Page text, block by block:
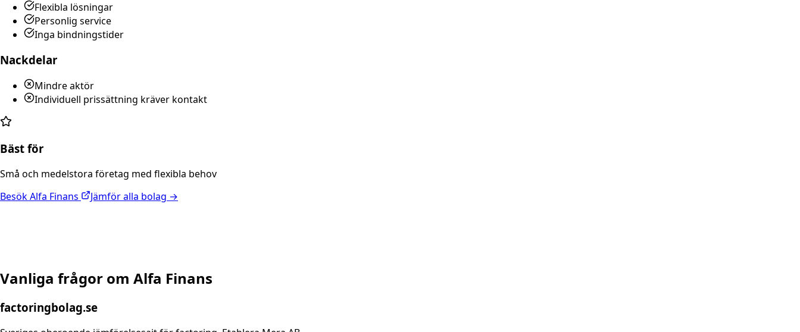
Flexibla lösningar
Personlig service
Inga bindningstider
Nackdelar
Mindre aktör
Individuell prissättning kräver kontakt
Bäst för
Små och medelstora företag med flexibla behov
BesökAlfa Finans Jämför alla bolag →
Vanliga frågor om Alfa Finans
factoringbolag.se